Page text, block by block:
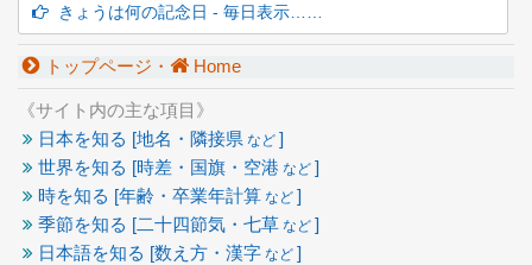
きょうは何の記念日 - 毎日表示……
トップページ・ Home
《サイト内の主な項目》
日本を知る [地名・隣接県 など ]
世界を知る [時差・国旗・空港 など ]
時を知る [年齢・卒業年計算 など ]
季節を知る [二十四節気・七草 など ]
日本語を知る [数え方・漢字 など ]